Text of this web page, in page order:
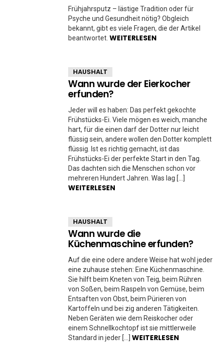
Frühjahrsputz – lästige Tradition oder für
Psyche und Gesundheit nötig? Obgleich
bekannt, gibt es viele Fragen, die der Artikel
beantwortet. WEITERLESEN
HAUSHALT
Wann wurde der Eierkocher
erfunden?
Jeder will es haben: Das perfekt gekochte
Frühstücks-Ei. Viele mögen es weich, manche
hart, für die einen darf der Dotter nur leicht
flüssig sein, andere wollen den Dotter komplett
flüssig. Ist es richtig gemacht, ist das
Frühstücks-Ei der perfekte Start in den Tag.
Das dachten sich die Menschen schon vor
mehreren Hundert Jahren. Was lag […]
WEITERLESEN
HAUSHALT
Wann wurde die
Küchenmaschine erfunden?
Auf die eine odere andere Weise hat wohl jeder
eine zuhause stehen: Eine Küchenmaschine.
Sie hilft beim Kneten von Teig, beim Rühren
von Soßen, beim Raspeln von Gemüse, beim
Entsaften von Obst, beim Pürieren von
Kartoffeln und bei zig anderen Tätigkeiten.
Neben Geräten wie dem Reiskocher oder
einem Schnellkochtopf ist sie mittlerweile
Standard in jeder […] WEITERLESEN